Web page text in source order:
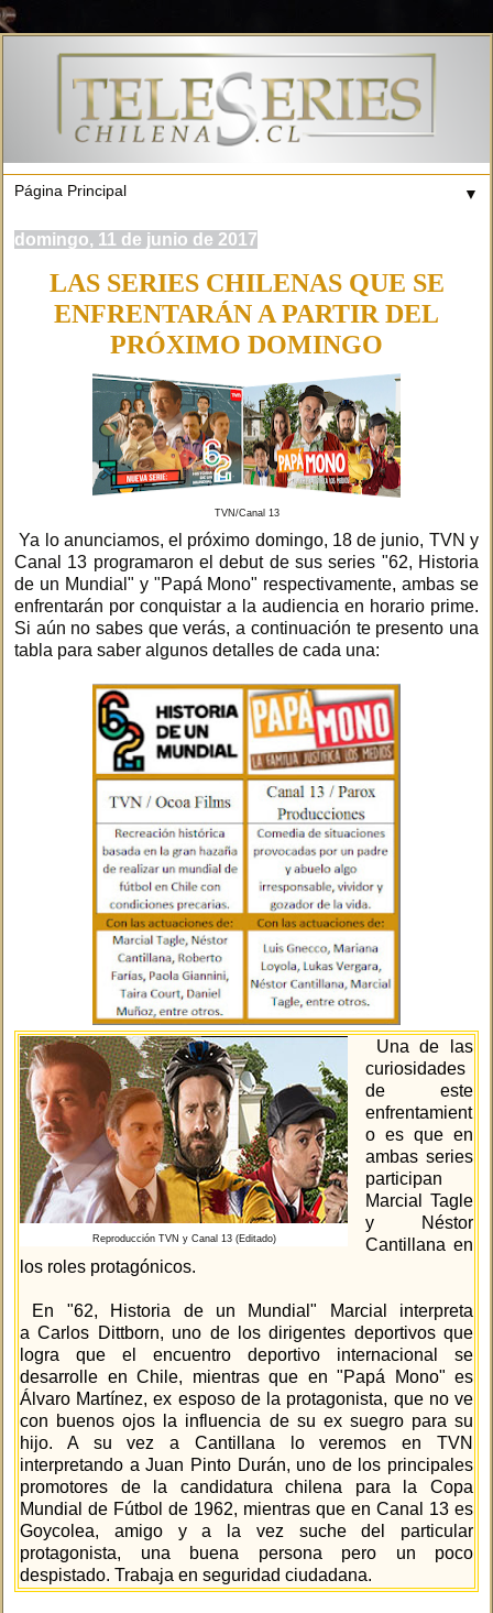
▼
domingo, 11 de junio de 2017
LAS SERIES CHILENAS QUE SE
ENFRENTARÁN A PARTIR DEL
PRÓXIMO DOMINGO
TVN/Canal 13
Ya lo anunciamos, el próximo domingo, 18 de junio, TVN y
Canal 13 programaron el debut de sus series "62, Historia
de un Mundial" y "Papá Mono" respectivamente, ambas se
enfrentarán por conquistar a la audiencia en horario prime.
Si aún no sabes que verás, a continuación te presento una
tabla para saber algunos detalles de cada una:
Reproducción TVN y Canal 13 (Editado)
Una de las
curiosidades
de este
enfrentamient
o es que en
ambas series
participan
Marcial Tagle
y Néstor
Cantillana en
los roles protagónicos.
En "62, Historia de un Mundial" Marcial interpreta
a Carlos Dittborn, uno de los dirigentes deportivos que
logra que el encuentro deportivo internacional se
desarrolle en Chile, mientras que en "Papá Mono" es
Álvaro Martínez, ex esposo de la protagonista, que no ve
con buenos ojos la influencia de su ex suegro para su
hijo. A su vez a Cantillana lo veremos en TVN
interpretando a Juan Pinto Durán, uno de los principales
promotores de la candidatura chilena para la Copa
Mundial de Fútbol de 1962, mientras que en Canal 13 es
Goycolea, amigo y a la vez suche del particular
protagonista, una buena persona pero un poco
despistado. Trabaja en seguridad ciudadana.